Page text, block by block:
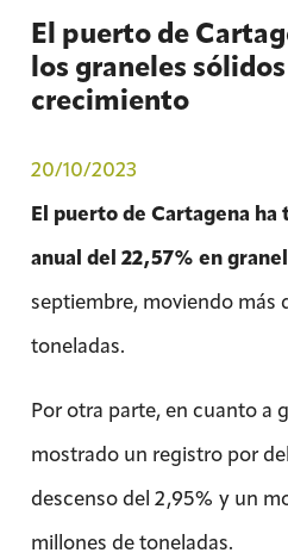
El puerto de
los graneles
crecimiento
20/10/2023
El puerto de Cartagena
anual del 22,57% en
septiembre, moviendo más
toneladas.
Por otra parte, en cuanto a
mostrado un registro por
descenso del 2,95% y un
millones de toneladas.